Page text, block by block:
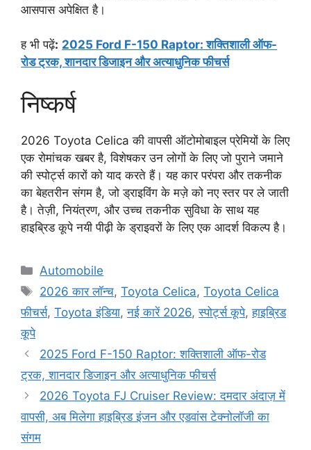
आसपास अपेक्षित है।
ह भी पढ़ें: 2025 Ford F-150 Raptor: शक्तिशाली ऑफ-
रोड ट्रक, शानदार डिजाइन और अत्याधुनिक फीचर्स
निष्कर्ष
2026 Toyota Celica की वापसी ऑटोमोबाइल प्रेमियों के लिए
एक रोमांचक खबर है, विशेषकर उन लोगों के लिए जो पुराने जमाने
की स्पोर्ट्स कारों को याद करते हैं। यह कार परंपरा और तकनीक
का बेहतरीन संगम है, जो ड्राइविंग के मज़े को नए स्तर पर ले जाती
है। तेज़ी, नियंत्रण, और उच्च तकनीक सुविधा के साथ यह
हाइब्रिड कूपे नयी पीढ़ी के ड्राइवरों के लिए एक आदर्श विकल्प है।
Categories
Automobile
Tags
2026 कार लॉन्च,Toyota Celica,Toyota Celica
फीचर्स, Toyota इंडिया,नई कारें 2026,स्पोर्ट्स कूपे,हाइब्रिड
कूपे
2025 Ford F-150 Raptor: शक्तिशाली ऑफ-रोड
ट्रक, शानदार डिजाइन और अत्याधुनिक फीचर्स
2026 Toyota FJ Cruiser Review: दमदार अंदाज़ में
वापसी, अब मिलेगा हाइब्रिड इंजन और एडवांस टेक्नोलॉजी का
संगम